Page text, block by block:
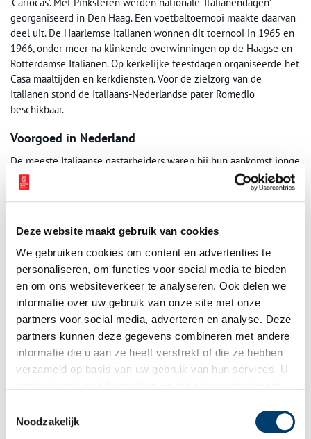
Deze website maakt gebruik van cookies
We gebruiken cookies om content en advertenties te
personaliseren, om functies voor social media te bieden
en om ons websiteverkeer te analyseren. Ook delen we
informatie over uw gebruik van onze site met onze
partners voor social media, adverteren en analyse. Deze
partners kunnen deze gegevens combineren met andere
informatie die u aan ze heeft verstrekt of die ze hebben
verzameld op basis van uw gebruik van hun services. U
Noodzakelijk
georganiseerd in Den Haag. Een voetbaltoernooi maakte daarvan
deel uit. De Haarlemse Italianen wonnen dit toernooi in 1965 en
1966, onder meer na klinkende overwinningen op de Haagse en
Rotterdamse Italianen. Op kerkelijke feestdagen organiseerde het
Casa maaltijden en kerkdiensten. Voor de zielzorg van de
Italianen stond de Italiaans-Nederlandse pater Romedio
beschikbaar.
Voorgoed in Nederland
De meeste Italiaanse gastarbeiders waren bij hun aankomst jonge
mannen. Ze vielen op en tot verontrusting van de autochtone
jongelingen waren veel Nederlandse meisjes erg in hen
probleemloos verliep.
Sommige Nederlandse meisjes verwachtten meer van hun
Italiaanse vrienden dat die bereid waren te geven. Toch sloten
veel Italianen huwelijken met Nederlandse vrouwen en vestigden
zich voorgoed in Nederland. Nog steeds komen Italianen
regelmatig naar het Casa Nostra om met elkaar een stukje
Italiaanse cultuur in stand te houden. Ze zijn alleen niet zo jong
meer.
H.F.L. Wals red., Peregrinus in het zilver. 25 Jaar welzijnswerk
buitenlanders (Beverwijk 1981)